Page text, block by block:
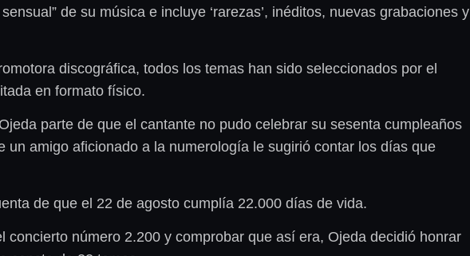
de su música e incluye ‘rarezas’, inéditos, nuevas grabaciones y
discográfica, todos los temas han sido seleccionados por el
en formato físico.
parte de que el cantante no pudo celebrar su sesenta cumpleaños
un amigo aficionado a la numerología le sugirió contar los días que
de que el 22 de agosto cumplía 22.000 días de vida.
concierto número 2.200 y comprobar que así era, Ojeda decidió honrar